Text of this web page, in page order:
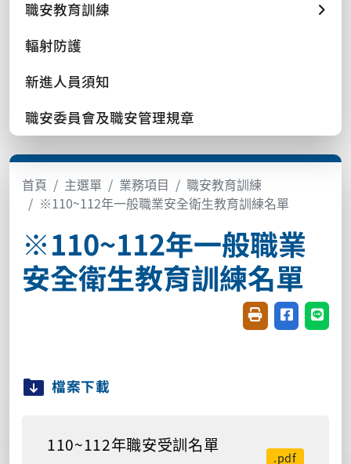
職安教育訓練
輻射防護
新進人員須知
職安委員會及職安管理規章
首頁 主選單 業務項目
職安教育訓練
※110~112年一般職業安全衛生教育訓練名單
※110~112年一般職業
安全衛生教育訓練名單
友善列印(開新視
分享至臉書
分享
檔案下載
110~112年職安受訓名單
.pdf